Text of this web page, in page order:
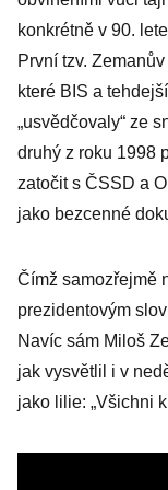
konkrétně v 90.
První tzv.
které BIS a
„usvědčovaly“ ze
druhý z roku 1998
zatočit s ČSSD a
jako bezcenné
Čímž samozřejmě
prezidentovým
Navíc sám Miloš
jak vysvětlil i v
jako lilie: „Všichni